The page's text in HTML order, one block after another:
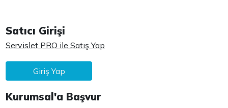
Satıcı Girişi
Servislet PRO ile Satış Yap
Giriş Yap
Kurumsal'a Başvur